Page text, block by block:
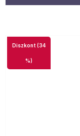
(34
%)